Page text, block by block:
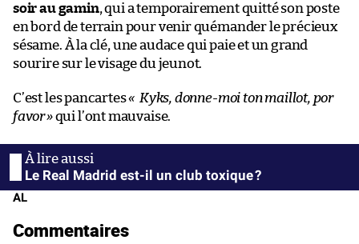
soir au gamin, qui a temporairement quitté son poste
en bord de terrain pour venir quémander le précieux
sésame. À la clé, une audace qui paie et un grand
sourire sur le visage du jeunot.
C’est les pancartes« Kyks, donne-moi ton maillot, por
favor»qui l’ont mauvaise.
Le Real Madrid est-il un club toxique ?
AL
Commentaires